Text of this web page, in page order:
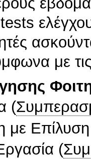
με
(
με
(